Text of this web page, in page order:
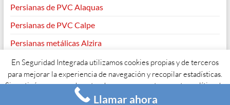
Persianas de PVC Alaquas
Persianas de PVC Calpe
Persianas metálicas Alzira
Copyright © 2026. Todos los derechos reservados. TemaSpaciousde
ThemeGrill. Funciona con: WordPress
En Seguridad Integrada utilizamos cookies propias y de terceros
para mejorar la experiencia de navegación y recopilar estadísticas.
Si continúas navegando entendemos que aceptas nuestra política de
cookies y su uso.
Acepto Leer más
Llamar ahora